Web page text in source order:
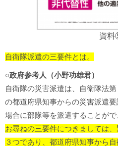
資
自衛隊派遣の三要件とは。
○政府参考人（小野功雄君）
自衛隊の災害派遣は、自衛隊法
の都道府県知事からの災害派遣
場合に部隊等を派遣することがで
お尋ねの三要件につきましては
３つであり、都道府県知事から